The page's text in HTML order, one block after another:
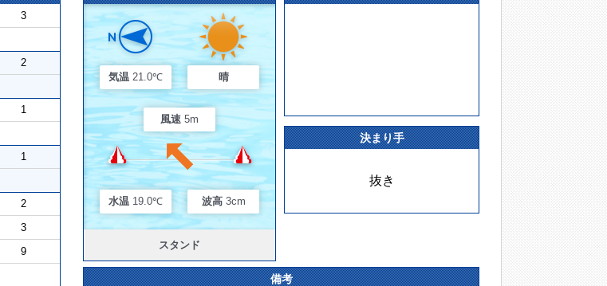
3
2
1
1
2
3
9
気温 21.0℃ 晴
風速 5m
水温 19.0℃ 波高 3cm
スタンド
決まり手
抜き
備考